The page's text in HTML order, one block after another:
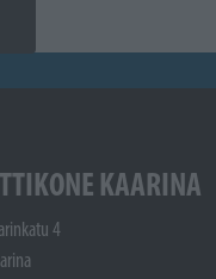
KAARINA
4